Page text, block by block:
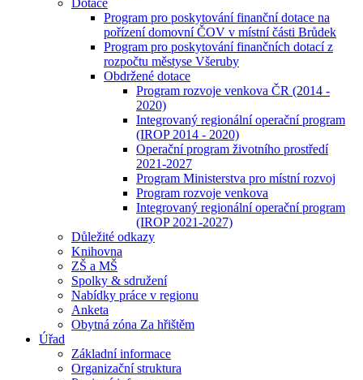
Dotace
Program pro poskytování finanční dotace na
pořízení domovní ČOV v místní části Brůdek
Program pro poskytování finančních dotací z
rozpočtu městyse Všeruby
Obdržené dotace
Program rozvoje venkova ČR (2014 -
2020)
Integrovaný regionální operační program
(IROP 2014 - 2020)
Operační program životního prostředí
2021-2027
Program Ministerstva pro místní rozvoj
Program rozvoje venkova
Integrovaný regionální operační program
(IROP 2021-2027)
Důležité odkazy
Knihovna
ZŠ a MŠ
Spolky & sdružení
Nabídky práce v regionu
Anketa
Obytná zóna Za hřištěm
Úřad
Základní informace
Organizační struktura